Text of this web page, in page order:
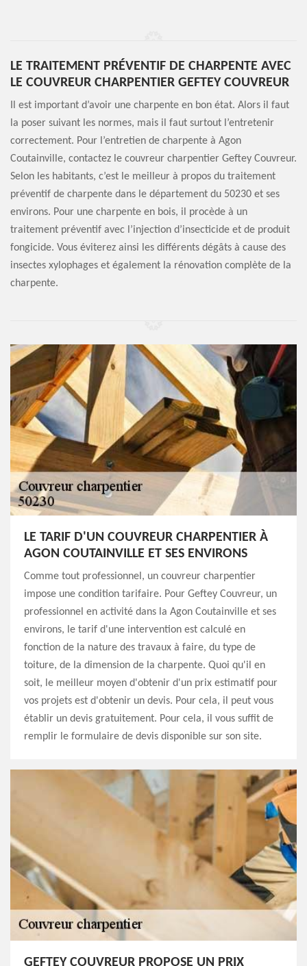
LE TRAITEMENT PRÉVENTIF DE CHARPENTE AVEC
LE COUVREUR CHARPENTIER GEFTEY COUVREUR
Il est important d’avoir une charpente en bon état. Alors il faut
la poser suivant les normes, mais il faut surtout l’entretenir
correctement. Pour l’entretien de charpente à Agon
Coutainville, contactez le couvreur charpentier Geftey Couvreur.
Selon les habitants, c’est le meilleur à propos du traitement
préventif de charpente dans le département du 50230 et ses
environs. Pour une charpente en bois, il procède à un
traitement préventif avec l’injection d’insecticide et de produit
fongicide. Vous éviterez ainsi les différents dégâts à cause des
insectes xylophages et également la rénovation complète de la
charpente.
LE TARIF D'UN COUVREUR CHARPENTIER À
AGON COUTAINVILLE ET SES ENVIRONS
Comme tout professionnel, un couvreur charpentier
impose une condition tarifaire. Pour Geftey Couvreur, un
professionnel en activité dans la Agon Coutainville et ses
environs, le tarif d'une intervention est calculé en
fonction de la nature des travaux à faire, du type de
toiture, de la dimension de la charpente. Quoi qu'il en
soit, le meilleur moyen d'obtenir d'un prix estimatif pour
vos projets est d'obtenir un devis. Pour cela, il peut vous
établir un devis gratuitement. Pour cela, il vous suffit de
remplir le formulaire de devis disponible sur son site.
GEFTEY COUVREUR PROPOSE UN PRIX